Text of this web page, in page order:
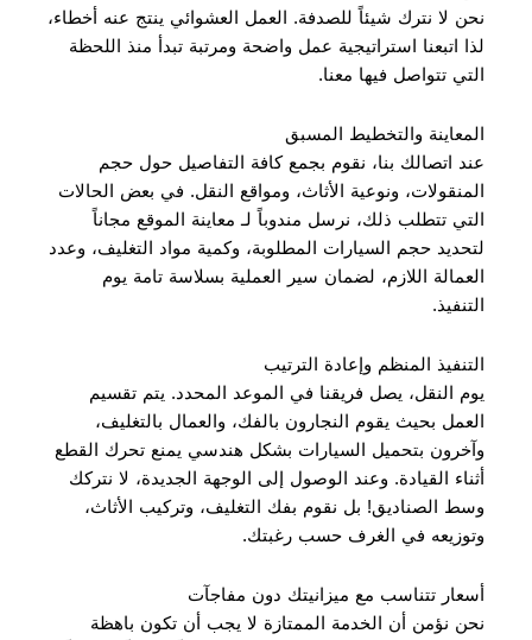
نحن لا نترك شيئاً للصدفة. العمل العشوائي ينتج عنه أخطاء،
لذا اتبعنا استراتيجية عمل واضحة ومرتبة تبدأ منذ اللحظة
التي تتواصل فيها معنا.
المعاينة والتخطيط المسبق
عند اتصالك بنا، نقوم بجمع كافة التفاصيل حول حجم
المنقولات، ونوعية الأثاث، ومواقع النقل. في بعض الحالات
التي تتطلب ذلك، نرسل مندوباً لـ معاينة الموقع مجاناً
لتحديد حجم السيارات المطلوبة، وكمية مواد التغليف، وعدد
العمالة اللازم، لضمان سير العملية بسلاسة تامة يوم
التنفيذ.
التنفيذ المنظم وإعادة الترتيب
يوم النقل، يصل فريقنا في الموعد المحدد. يتم تقسيم
العمل بحيث يقوم النجارون بالفك، والعمال بالتغليف،
وآخرون بتحميل السيارات بشكل هندسي يمنع تحرك القطع
أثناء القيادة. وعند الوصول إلى الوجهة الجديدة، لا نتركك
وسط الصناديق! بل نقوم بفك التغليف، وتركيب الأثاث،
وتوزيعه في الغرف حسب رغبتك.
أسعار تتناسب مع ميزانيتك دون مفاجآت
نحن نؤمن أن الخدمة الممتازة لا يجب أن تكون باهظة